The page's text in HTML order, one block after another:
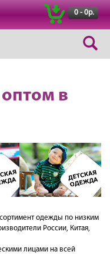
0 - 0р.
в
одежды по низким
России, Китая,
лицами на всей